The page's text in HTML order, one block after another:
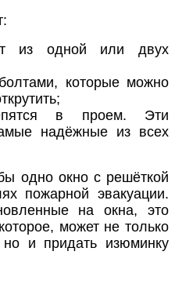
из одной или двух
которые можно
в проем. Эти
надёжные из всех
одно окно с решёткой
пожарной эвакуации.
на окна, это
может не только
и придать изюминку